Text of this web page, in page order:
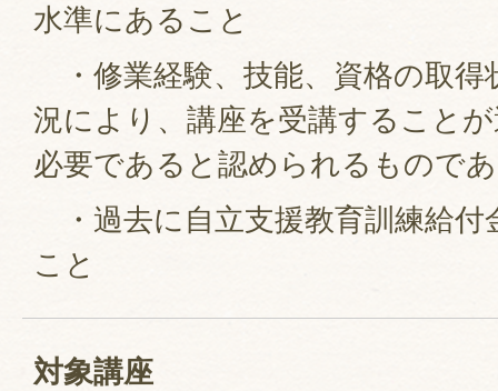
水準にあること
・修業経験、技能、資格の取得
況により、講座を受講すること
必要であると認められるもので
・過去に自立支援教育訓練給付
こと
対象講座